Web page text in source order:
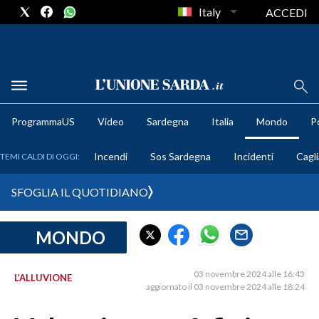
METEO
CRONACA SARDEGNA
PROVINCIA DI CAGLIARI
Italy ACCEDI
ProgrammaUS Video Sardegna Italia Mondo
TEMI CALDI DI OGGI: Incendi Sos Sardegna Incidenti
SFOGLIA IL QUOTIDIANO
MONDO
L’ALLUVIONE
03 novembre 2024 alle 16:43
aggiornato il 03 novembre 2024 alle 18:24